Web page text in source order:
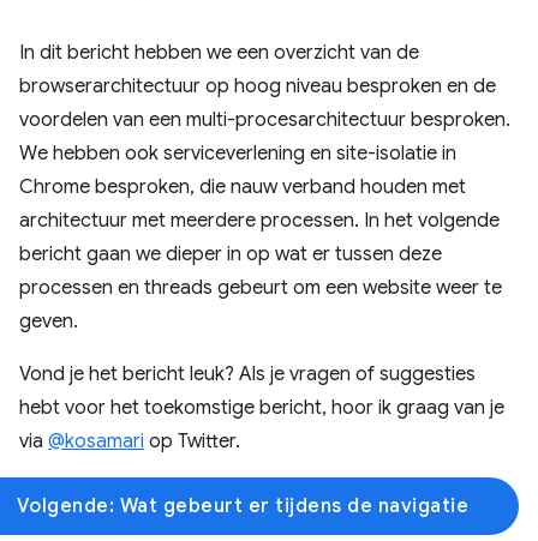
In dit bericht hebben we een overzicht van de
browserarchitectuur op hoog niveau besproken en de
voordelen van een multi-procesarchitectuur besproken.
We hebben ook serviceverlening en site-isolatie in
Chrome besproken, die nauw verband houden met
architectuur met meerdere processen. In het volgende
bericht gaan we dieper in op wat er tussen deze
processen en threads gebeurt om een ​​website weer te
geven.
Vond je het bericht leuk? Als je vragen of suggesties
hebt voor het toekomstige bericht, hoor ik graag van je
via @kosamari op Twitter.
Volgende: Wat gebeurt er tijdens de navigatie